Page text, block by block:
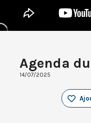
Agenda
14/07/2025